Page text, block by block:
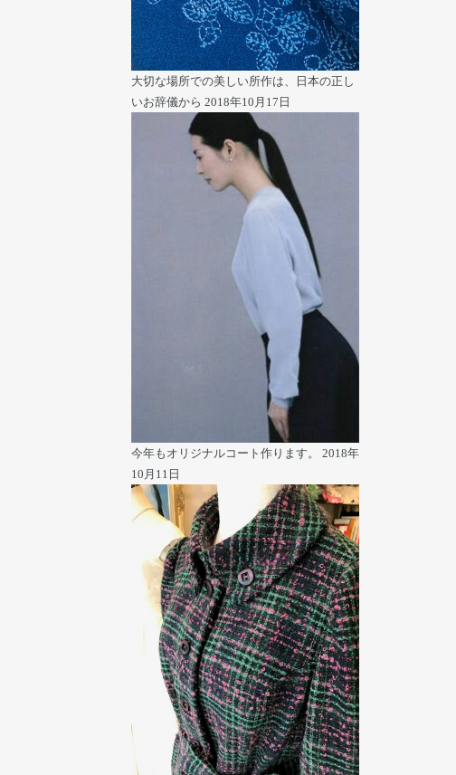
大切な場所での美しい所作は、日本の正し
いお辞儀から 2018年10月17日
今年もオリジナルコート作ります。
2018年
10月11日